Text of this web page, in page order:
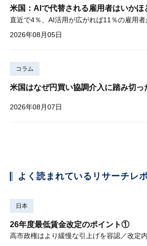
米国：AIで代替される雇用者はいかほ
2026年08月05日
コラム
米国はなぜ円買い協調介入に踏み切っ
2026年08月07日
よく読まれているリサーチレ
日本
26年度最低賃金改定のポイント①